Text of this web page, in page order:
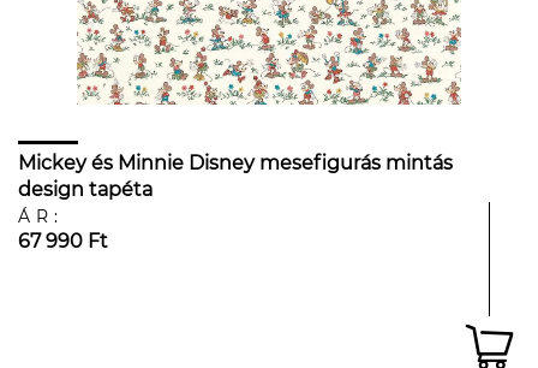
Mickey és Minnie Disney mesefigurás mintás
design tapéta
ÁR:
67 990 Ft